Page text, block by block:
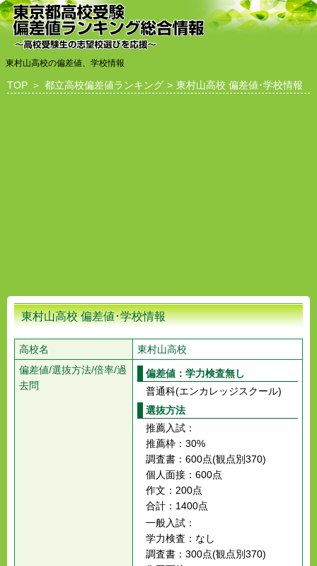
東村山高校の偏差値、学校情報
TOP ＞ 都立高校偏差値ランキング > 東村山高校 偏差値･学校情報
東村山高校 偏差値･学校情報
高校名
東村山高校
偏差値/選抜方法/倍率/過
去問
偏差値：学力検査無し
普通科(エンカレッジスクール)
選抜方法
推薦入試：
推薦枠：30%
調査書：600点(観点別370)
個人面接：600点
作文：200点
合計：1400点
一般入試：
学力検査：なし
調査書：300点(観点別370)